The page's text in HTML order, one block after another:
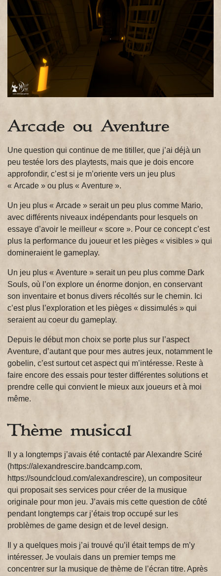
Arcade ou Aventure
Une question qui continue de me titiller, que j’ai déjà un
peu testée lors des playtests, mais que je dois encore
approfondir, c’est si je m’oriente vers un jeu plus
« Arcade » ou plus « Aventure ».
Un jeu plus « Arcade » serait un peu plus comme Mario,
avec différents niveaux indépendants pour lesquels on
essaye d’avoir le meilleur « score ». Pour ce concept c’est
plus la performance du joueur et les pièges « visibles » qui
domineraient le gameplay.
Un jeu plus « Aventure » serait un peu plus comme Dark
Souls, où l’on explore un énorme donjon, en conservant
son inventaire et bonus divers récoltés sur le chemin. Ici
c’est plus l’exploration et les pièges « dissimulés » qui
seraient au coeur du gameplay.
Depuis le début mon choix se porte plus sur l’aspect
Aventure, d’autant que pour mes autres jeux, notamment le
gobelin, c’est surtout cet aspect qui m’intéresse. Reste à
faire encore des essais pour tester différentes solutions et
prendre celle qui convient le mieux aux joueurs et à moi
même.
Thème musical
Il y a longtemps j’avais été contacté par Alexandre Sciré
(https://alexandrescire.bandcamp.com,
https://soundcloud.com/alexandrescire), un compositeur
qui proposait ses services pour créer de la musique
originale pour mon jeu. J’avais mis cette question de côté
pendant longtemps car j’étais trop occupé sur les
problèmes de game design et de level design.
Il y a quelques mois j’ai trouvé qu’il était temps de m’y
intéresser. Je voulais dans un premier temps me
concentrer sur la musique de thème de l’écran titre. Après